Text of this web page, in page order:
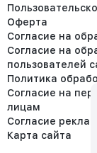
Оферта
Согласие на
Согласие на
пользователей
Политика
Согласие на
лицам
Согласие
Карта сайта